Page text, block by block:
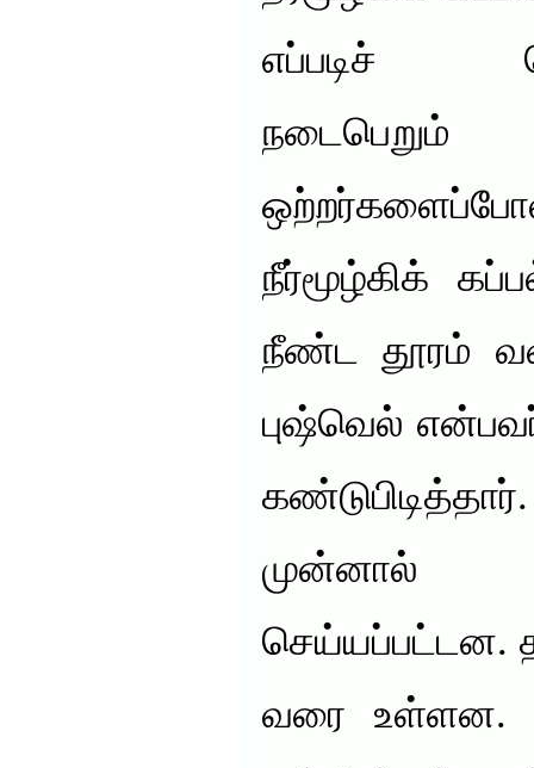
எப்படிச்
நீர்மூழ்கிக்
நீண்ட தூரம்
புஷ்வெல்
முன்னால்
செய்யப்பட்டன.
வரை உள்ளன.